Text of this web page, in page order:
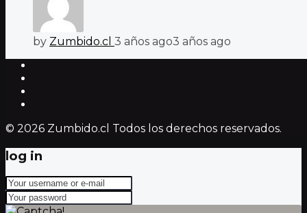
by Zumbido.cl 3 años ago3 años ago
© 2026 Zumbido.cl Todos los derechos reservados.
log in